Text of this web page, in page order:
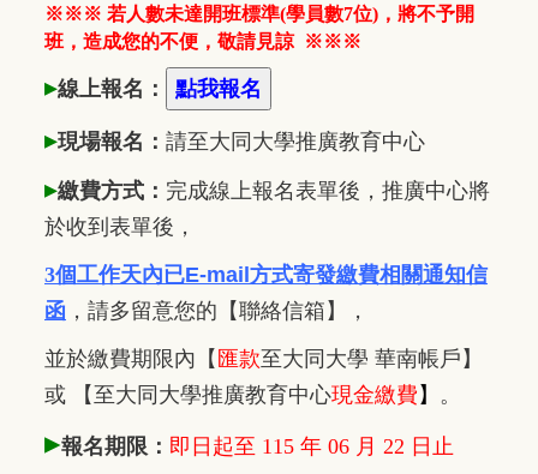
※※※ 若人數未達開班標準(學員數7位)，將不予開
班，造成您的不便，敬請見諒 ※※※
▸線上報名：
▸現場報名： 請至大同大學推廣教育中心
▸繳費方式： 完成線上報名表單後，推廣中心將
於收到表單後，
3個工作天內已E-mail方式寄發繳費相關通知信
函 ， 請多留意您的【聯絡信箱】，
並於繳費期限內 【 匯款至大同大學 華南帳戶】
或 【至大同大學推廣教育中心現金繳費 】 。
▸報名期限： 即日起至 115 年 06 月 22 日止